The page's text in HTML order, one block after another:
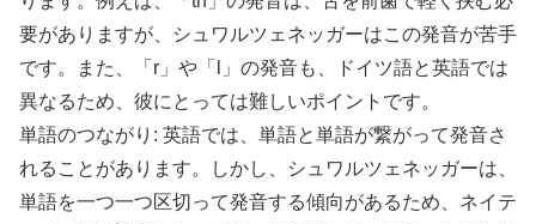
要がありますが、シュワルツェネッガーはこの発音が苦手
です。また、「r」や「l」の発音も、ドイツ語と英語では
異なるため、彼にとっては難しいポイントです。
単語のつながり: 英語では、単語と単語が繋がって発音さ
れることがあります。しかし、シュワルツェネッガーは、
単語を一つ一つ区切って発音する傾向があるため、ネイテ